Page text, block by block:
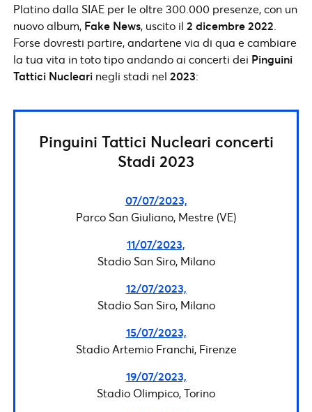
Platino dalla SIAE per le oltre 300.000 presenze, con un
nuovo album, Fake News, uscito il 2 dicembre 2022
Forse dovresti partire, andartene via di qua e cambiare
la tua vita in toto tipo andando ai concerti dei Pinguini
Tattici Nucleari negli stadi nel 2023:
Pinguini Tattici Nucleari concerti
Stadi 2023
07/07/2023,
Parco San Giuliano, Mestre (VE)
11/07/2023,
Stadio San Siro, Milano
12/07/2023,
Stadio San Siro, Milano
15/07/2023,
Stadio Artemio Franchi, Firenze
19/07/2023,
Stadio Olimpico, Torino